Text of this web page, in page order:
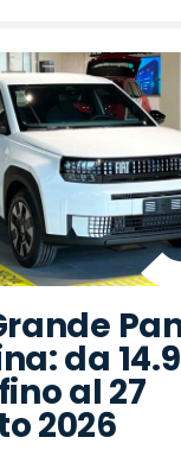
da
al 27
2026